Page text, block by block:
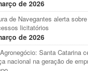
de 2026
de Navegantes alerta
licitatórios
de 2026
Santa Catarina
nacional na geração de